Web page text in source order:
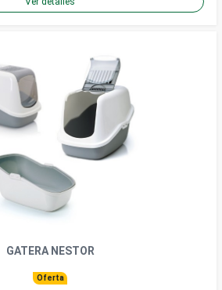
GATERA NESTOR
Oferta